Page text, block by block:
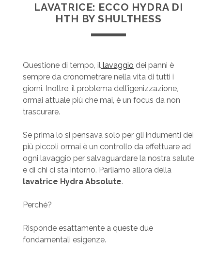
LAVATRICE: ECCO HYDRA DI
HTH BY SHULTHESS
Questione di tempo, il lavaggio dei panni è
sempre da cronometrare nella vita di tutti i
giorni. Inoltre, il problema dell’igenizzazione,
ormai attuale più che mai, è un focus da non
trascurare.
Se prima lo si pensava solo per gli indumenti dei
più piccoli ormai è un controllo da effettuare ad
ogni lavaggio per salvaguardare la nostra salute
e di chi ci sta intorno. Parliamo allora della
lavatrice Hydra Absolute.
Perché?
Risponde esattamente a queste due
fondamentali esigenze.